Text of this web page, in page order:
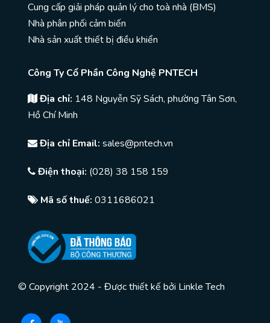
Cung cấp giải pháp quản lý cho toà nhà (BMS)
Nhà phân phối cảm biến
Nhà sản xuất thiết bị điều khiển
Công Ty Cổ Phần Công Nghệ PNTECH
Địa chỉ: 148 Nguyễn Sỹ Sách, phường Tân Sơn,
Hồ Chí Minh
Địa chỉ Email: sales@pntech.vn
Điện thoại: (028) 38 158 159
Mã số thuế: 0311686021
© Copyright 2024 - Được thiết kế bởi Linkle Tech